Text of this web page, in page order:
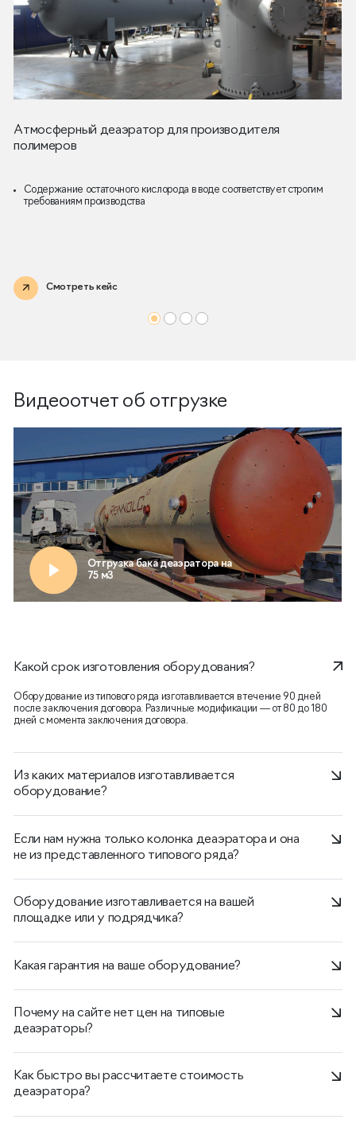
Атмосферный деаэратор для производителя
полимеров
Содержание остаточного кислорода в воде соответствует строгим
требованиям производства
Смотреть кейс
Видеоотчет об отгрузке
Какой срок изготовления оборудования?
Оборудование из типового ряда изготавливается в течение 90 дней
после заключения договора. Различные модификации — от 80 до 180
дней с момента заключения договора.
Из каких материалов изготавливается
оборудование?
Если нам нужна только колонка деаэратора и она
не из представленного типового ряда?
Оборудование изготавливается на вашей
площадке или у подрядчика?
Какая гарантия на ваше оборудование?
Почему на сайте нет цен на типовые
деаэраторы?
Как быстро вы рассчитаете стоимость
деаэратора?